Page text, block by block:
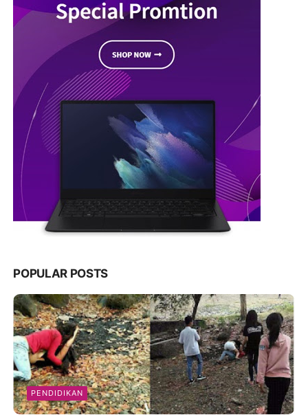
POPULAR POSTS
PENDIDIKAN